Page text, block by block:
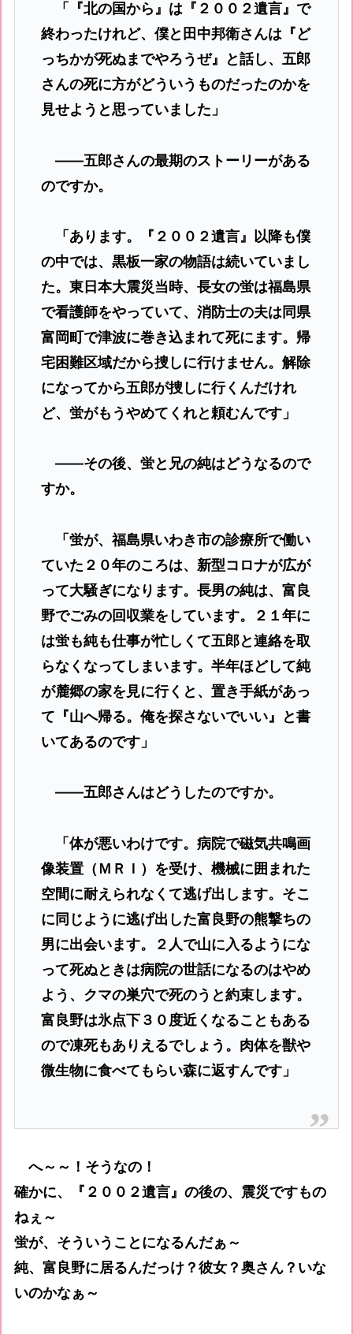
「『北の国から』は『２００２遺言』で
終わったけれど、僕と田中邦衛さんは『ど
っちかが死ぬまでやろうぜ』と話し、五郎
さんの死に方がどういうものだったのかを
見せようと思っていました」
――五郎さんの最期のストーリーがある
のですか。
「あります。『２００２遺言』以降も僕
の中では、黒板一家の物語は続いていまし
た。東日本大震災当時、長女の蛍は福島県
で看護師をやっていて、消防士の夫は同県
富岡町で津波に巻き込まれて死にます。帰
宅困難区域だから捜しに行けません。解除
になってから五郎が捜しに行くんだけれ
ど、蛍がもうやめてくれと頼むんです」
――その後、蛍と兄の純はどうなるので
すか。
「蛍が、福島県いわき市の診療所で働い
ていた２０年のころは、新型コロナが広が
って大騒ぎになります。長男の純は、富良
野でごみの回収業をしています。２１年に
は蛍も純も仕事が忙しくて五郎と連絡を取
らなくなってしまいます。半年ほどして純
が麓郷の家を見に行くと、置き手紙があっ
て『山へ帰る。俺を探さないでいい』と書
いてあるのです」
――五郎さんはどうしたのですか。
「体が悪いわけです。病院で磁気共鳴画
像装置（ＭＲＩ）を受け、機械に囲まれた
空間に耐えられなくて逃げ出します。そこ
に同じように逃げ出した富良野の熊撃ちの
男に出会います。２人で山に入るようにな
って死ぬときは病院の世話になるのはやめ
よう、クマの巣穴で死のうと約束します。
富良野は氷点下３０度近くなることもある
ので凍死もありえるでしょう。肉体を獣や
微生物に食べてもらい森に返すんです」
へ～～！そうなの！
確かに、『２００２遺言』の後の、震災ですもの
ねぇ～
蛍が、そういうことになるんだぁ～
純、富良野に居るんだっけ？彼女？奥さん？いな
いのかなぁ～